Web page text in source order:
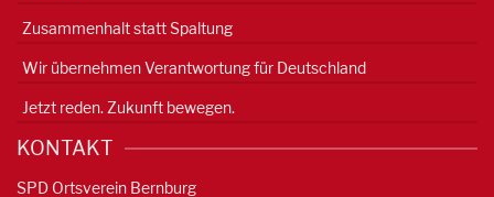
Zusammenhalt statt Spaltung
Wir übernehmen Verantwortung für Deutschland
Jetzt reden. Zukunft bewegen.
KONTAKT
SPD Ortsverein Bernburg